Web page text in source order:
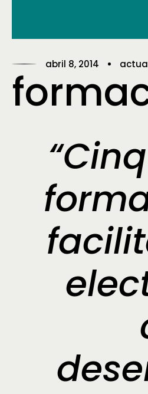
abril 8, 2014 actua